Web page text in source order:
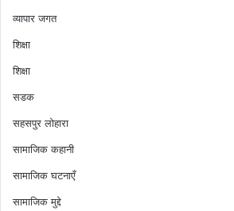
व्यापार जगत
शिक्षा
शिक्षा
सडक
सहसपुर लोहारा
सामाजिक कहानी
सामाजिक घटनाएँ
सामाजिक मुद्दे